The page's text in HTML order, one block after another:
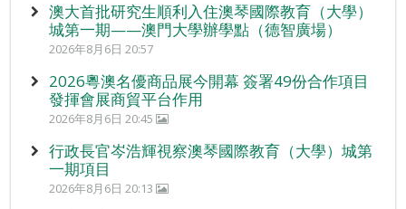
澳大首批研究生順利入住澳琴國際教育（大學）
城第一期——澳門大學辦學點（德智廣場）
2026年8月6日 20:57
2026粵澳名優商品展今開幕 簽署49份合作項目
發揮會展商貿平台作用
2026年8月6日 20:45
行政長官岑浩輝視察澳琴國際教育（大學）城第
一期項目
2026年8月6日 20:13